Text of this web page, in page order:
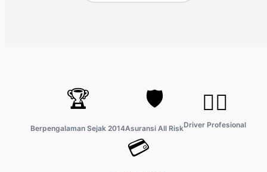
🏆
Berpengalaman Sejak 2014
🛡️
Asuransi All Risk
👨‍✈️
Driver Profesional
💳